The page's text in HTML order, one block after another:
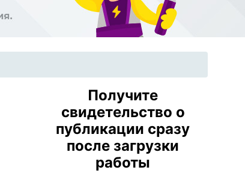
Получите
свидетельство о
публикации сразу
после загрузки
работы